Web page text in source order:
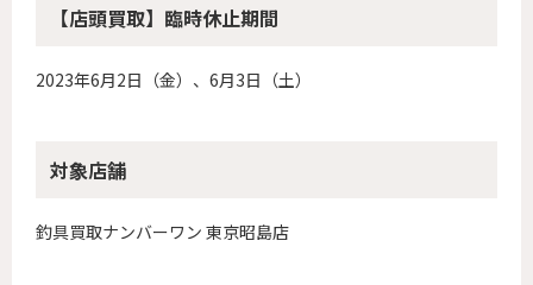
【店頭買取】臨時休止期間
2023年6月2日（金）、6月3日（土）
対象店舗
釣具買取ナンバーワン 東京昭島店